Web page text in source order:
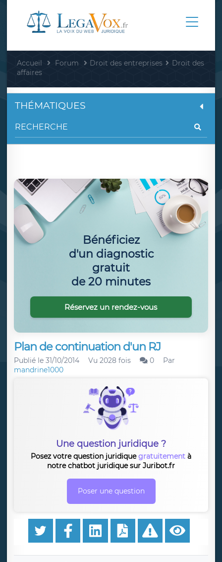
Accueil Forum Droit des entreprises
Droit des
affaires
Plan de continuation d'un RJ
Publié le 31/10/2014 Vu 2028 fois 0
Par
mandrine1000
Une question juridique ?
Posez votre question juridiquegratuitement à
notre chatbot juridique sur Juribot.fr
Poser une question
THÉMATIQUES
Bénéficiez
d'un diagnostic
gratuit
de 20 minutes
Réservez un rendez-vous